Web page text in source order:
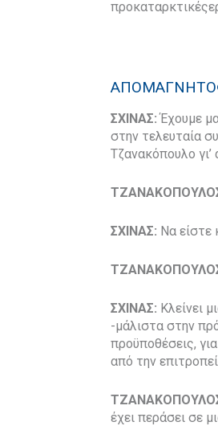
ΣΧΙΝΑΣ:Έχουμε
στην τελευταία
Τζανακόπουλο γι’
ΣΧΙΝΑΣ: Να είστε
ΣΧΙΝΑΣ: Κλείνει
-μάλιστα στην
προϋποθέσεις,
από την
έχει περάσει σε